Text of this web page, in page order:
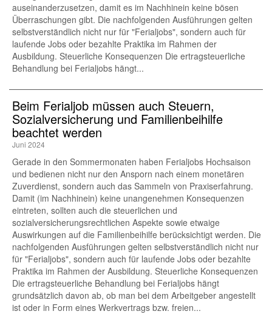
auseinanderzusetzen, damit es im Nachhinein keine bösen
Überraschungen gibt. Die nachfolgenden Ausführungen gelten
selbstverständlich nicht nur für "Ferialjobs", sondern auch für
laufende Jobs oder bezahlte Praktika im Rahmen der
Ausbildung. Steuerliche Konsequenzen Die ertragsteuerliche
Behandlung bei Ferialjobs hängt...
Beim Ferialjob müssen auch Steuern,
Sozialversicherung und Familienbeihilfe
beachtet werden
Juni 2024
Gerade in den Sommermonaten haben Ferialjobs Hochsaison
und bedienen nicht nur den Ansporn nach einem monetären
Zuverdienst, sondern auch das Sammeln von Praxiserfahrung.
Damit (im Nachhinein) keine unangenehmen Konsequenzen
eintreten, sollten auch die steuerlichen und
sozialversicherungsrechtlichen Aspekte sowie etwaige
Auswirkungen auf die Familienbeihilfe berücksichtigt werden. Die
nachfolgenden Ausführungen gelten selbstverständlich nicht nur
für "Ferialjobs", sondern auch für laufende Jobs oder bezahlte
Praktika im Rahmen der Ausbildung. Steuerliche Konsequenzen
Die ertragsteuerliche Behandlung bei Ferialjobs hängt
grundsätzlich davon ab, ob man bei dem Arbeitgeber angestellt
ist oder in Form eines Werkvertrags bzw. freien...